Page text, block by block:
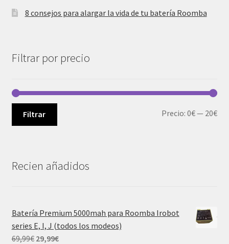
8 consejos para alargar la vida de tu batería Roomba
Filtrar por precio
Filtrar Precio:0€— 20€
Recien añadidos
Batería Premium 5000mah para Roomba Irobot
series E, I, J (todos los modeos)
69,99€ El
29,99€El